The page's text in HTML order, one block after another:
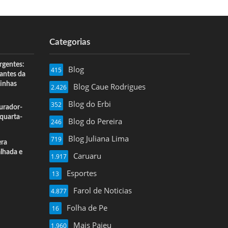
da
e
Categorias
Blog
415
Blog Caue Rodrigues
2.426
Blog do Erbi
352
Blog do Pereira
246
Blog Juliana Lima
719
Caruaru
1.917
Esportes
13
Farol de Noticias
4.877
Folha de Pe
16
Mais Pajeu
1.960